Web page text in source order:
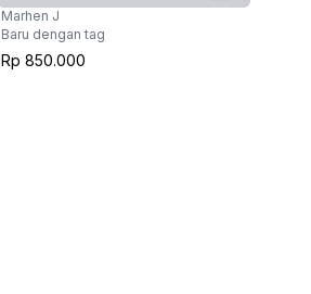
Marhen J
Baru dengan tag
Rp 850.000